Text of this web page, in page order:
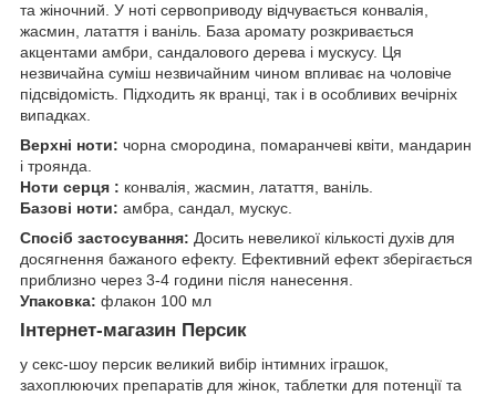
та жіночний. У ноті сервоприводу відчувається конвалія,
жасмин, латаття і ваніль. База аромату розкривається
акцентами амбри, сандалового дерева і мускусу. Ця
незвичайна суміш незвичайним чином впливає на чоловіче
підсвідомість. Підходить як вранці, так і в особливих вечірніх
випадках.
Верхні ноти: чорна смородина, помаранчеві квіти, мандарин
і троянда.
Ноти серця : конвалія, жасмин, латаття, ваніль.
Базові ноти: амбра, сандал, мускус.
Спосіб застосування: Досить невеликої кількості духів для
досягнення бажаного ефекту. Ефективний ефект зберігається
приблизно через 3-4 години після нанесення.
Упаковка: флакон 100 мл
Інтернет-магазин Персик
у секс-шоу персик великий вибір інтимних іграшок,
захоплюючих препаратів для жінок, таблетки для потенції та